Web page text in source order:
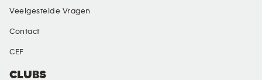
CLUBS
Veelgestelde Vragen
Contact
CEF